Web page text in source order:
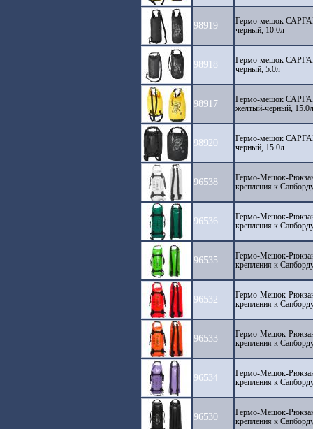
98919
Гермо-мешок
черный, 10.0л
98918
Гермо-мешок
черный, 5.0л
98917
Гермо-мешок
желтый-черный, 15.0л
98920
Гермо-мешок
черный, 15.0л
96538
Гермо-Мешок-
крепления к
96536
Гермо-Мешок-
крепления к
96535
Гермо-Мешок-
крепления к
96532
Гермо-Мешок-
крепления к
96533
Гермо-Мешок-
крепления к
96534
Гермо-Мешок-
крепления к
96530
Гермо-Мешок-
крепления к